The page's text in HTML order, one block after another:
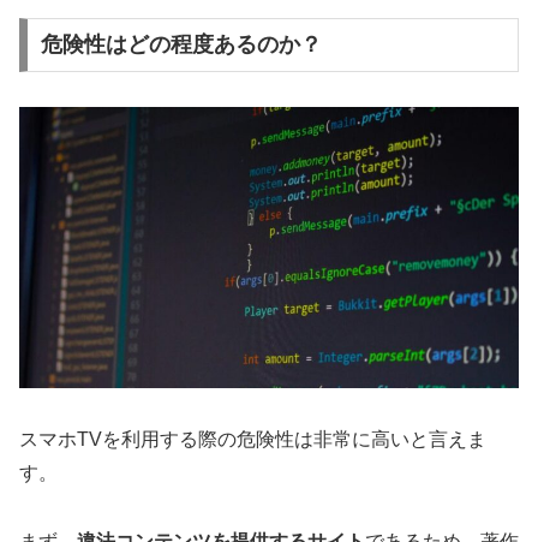
危険性はどの程度あるのか？
スマホTVを利用する際の危険性は非常に高いと言えま
す。